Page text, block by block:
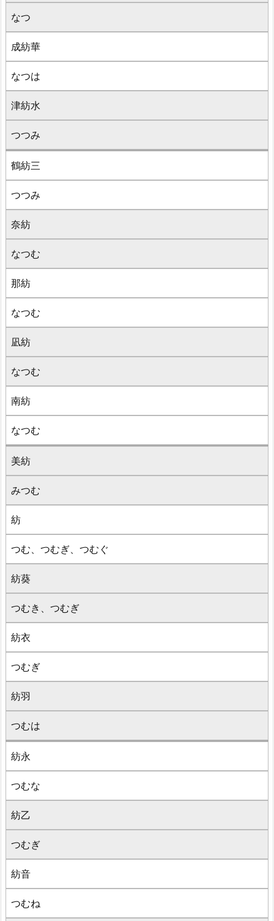
なつ
成紡華
なつは
津紡水
つつみ
鶴紡三
つつみ
奈紡
なつむ
那紡
なつむ
凪紡
なつむ
南紡
なつむ
美紡
みつむ
紡
つむ、つむぎ、つむぐ
紡葵
つむき、つむぎ
紡衣
つむぎ
紡羽
つむは
紡永
つむな
紡乙
つむぎ
紡音
つむね